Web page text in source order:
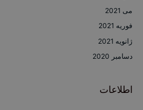
می 2021
فوریه 2021
ژانویه 2021
دسامبر 2020
اطلاعات